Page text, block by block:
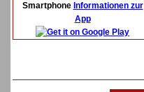
Smartphone Informationen zur
App